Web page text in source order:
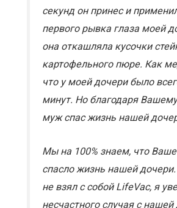
секунд он принес и
первого рывка глаза моей
она откашляла кусочки
картофельного пюре. Как
что у моей дочери было
минут. Но благодаря
муж спас жизнь нашей
Мы на 100% знаем, что Ваше
спасло жизнь нашей
не взял с собой LifeVac, я
несчастного случая с